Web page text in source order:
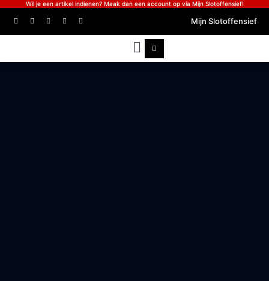
Wil je een artikel indienen? Maak dan een account op via Mijn Slotoffensief!
Mijn Slotoffensief